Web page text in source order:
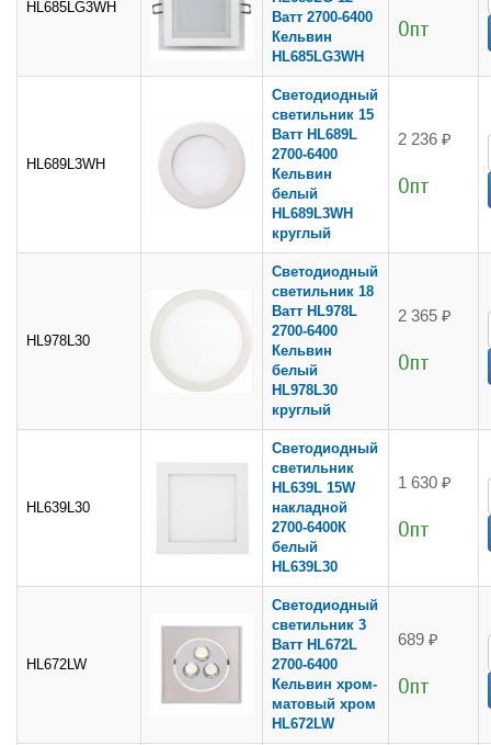
HL685LG3WH
Ватт 2700-6400
Кельвин
HL685LG3WH
Опт
HL689L3WH
Светодиодный
светильник 15
Ватт HL689L
2700-6400
Кельвин
белый
HL689L3WH
круглый
2 236 ₽
Опт
HL978L30
Светодиодный
светильник 18
Ватт HL978L
2700-6400
Кельвин
белый
HL978L30
круглый
2 365 ₽
Опт
HL639L30
Светодиодный
светильник
HL639L 15W
накладной
2700-6400К
белый
HL639L30
1 630 ₽
Опт
HL672LW
Светодиодный
светильник 3
Ватт HL672L
2700-6400
Кельвин хром-
матовый хром
HL672LW
689 ₽
Опт